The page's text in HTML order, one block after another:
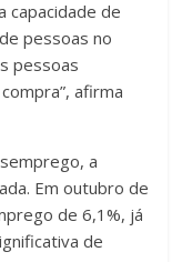
capacidade de
pessoas no
pessoas
afirma
a
Em outubro de
de 6,1%, já
de